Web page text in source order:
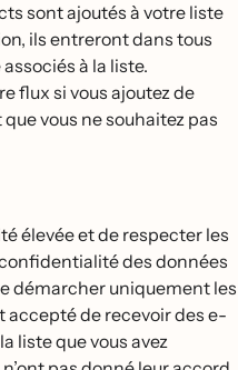
sont ajoutés à votre liste
ils entreront dans tous
à la liste.
flux si vous ajoutez de
vous ne souhaitez pas
élevée et de respecter les
des données
démarcher uniquement les
de recevoir des e-
liste que vous avez